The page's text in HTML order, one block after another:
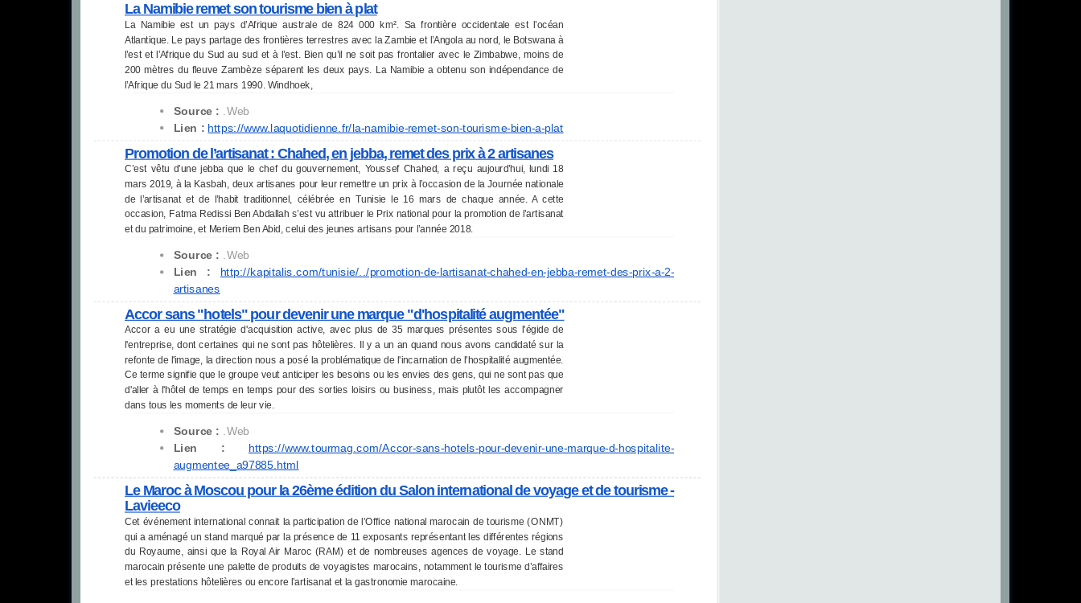
La Namibie remet son tourisme bien à plat
La Namibie est un pays d’Afrique australe de 824 000 km². Sa frontière occidentale est l’océan
Atlantique. Le pays partage des frontières terrestres avec la Zambie et l’Angola au nord, le Botswana à
l’est et l’Afrique du Sud au sud et à l’est. Bien qu’il ne soit pas frontalier avec le Zimbabwe, moins de
200 mètres du fleuve Zambèze séparent les deux pays. La Namibie a obtenu son indépendance de
l’Afrique du Sud le 21 mars 1990. Windhoek,
Source :
.Web
Lien : https://www.laquotidienne.fr/la-namibie-remet-son-tourisme-bien-a-plat
Promotion de l’artisanat : Chahed, en jebba, remet des prix à 2 artisanes
C’est vêtu d’une jebba que le chef du gouvernement, Youssef Chahed, a reçu aujourd’hui, lundi 18
mars 2019, à la Kasbah, deux artisanes pour leur remettre un prix à l’occasion de la Journée nationale
de l’artisanat et de l’habit traditionnel, célébrée en Tunisie le 16 mars de chaque année. A cette
occasion, Fatma Redissi Ben Abdallah s’est vu attribuer le Prix national pour la promotion de l’artisanat
et du patrimoine, et Meriem Ben Abid, celui des jeunes artisans pour l’année 2018.
Source : .Web
Lien : http://kapitalis.com/tunisie/. ./promotion-de-lartisanat-chahed-en-jebba-remet-des-prix-a-2-
artisanes
Accor sans "hotels" pour devenir une marque "d'hospitalité augmentée"
Accor a eu une stratégie d'acquisition active, avec plus de 35 marques présentes sous l'égide de
l'entreprise, dont certaines qui ne sont pas hôtelières. Il y a un an quand nous avons candidaté sur la
refonte de l'image, la direction nous a posé la problématique de l'incarnation de l'hospitalité augmentée.
Ce terme signifie que le groupe veut anticiper les besoins ou les envies des gens, qui ne sont pas que
d'aller à l'hôtel de temps en temps pour des sorties loisirs ou business, mais plutôt les accompagner
dans tous les moments de leur vie.
Source :
.Web
Lien : https://www.tourmag.com/Accor-sans-hotels-pour-devenir-une-marque-d-hospitalite-
augmentee_a97885.html
Le Maroc à Moscou pour la 26ème édition du Salon international de voyage et de tourisme -
Lavieeco
Cet événement international connait la participation de l’Office national marocain de tourisme (ONMT)
qui a aménagé un stand marqué par la présence de 11 exposants représentant les différentes régions
du Royaume, ainsi que la Royal Air Maroc (RAM) et de nombreuses agences de voyage. Le stand
marocain présente une palette de produits de voyagistes marocains, notamment le tourisme d’affaires
et les prestations hôtelières ou encore l’artisanat et la gastronomie marocaine.